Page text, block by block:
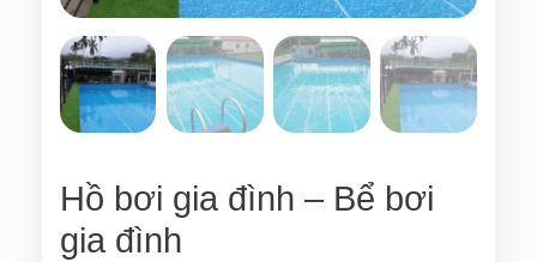
Hồ bơi gia đình – Bể bơi
gia đình